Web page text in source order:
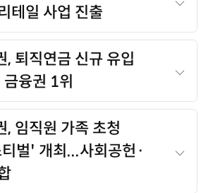
테일 사업 진출
, 퇴직연금 신규 유입
융권 1위
, 임직원 가족 초청
벌' 개최...사회공헌·